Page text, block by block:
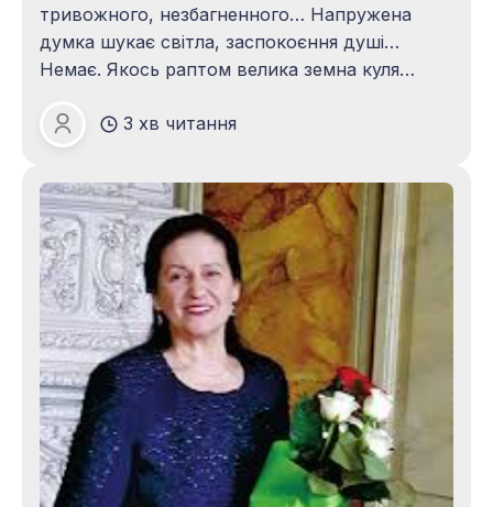
тривожного, незбагненного… Напружена
думка шукає світла, заспокоєння душі…
Немає. Якось раптом велика земна куля
тісніше у просторі й часі. Невблаганно тісно…
Зіщулились почуття, замкнулися мрії.
Притихли прагнення. ― Що це, звідкіля, чому,
навіщо? У відповідь ― тиша. Тиша земна і
небесна. Тиша
Зоя ПАЦАЛО
3 хв читання